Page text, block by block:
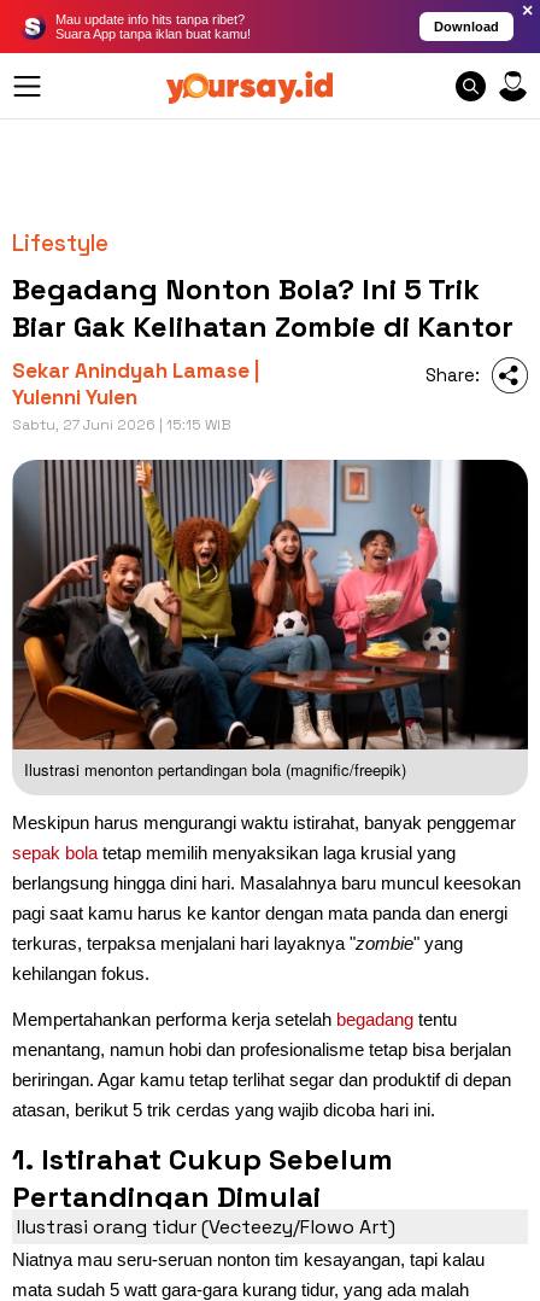
Mau update info hits tanpa ribet?
Suara App tanpa iklan buat kamu!
Download
×
Lifestyle
Begadang Nonton Bola? Ini 5 Trik
Biar Gak Kelihatan Zombie di Kantor
Sekar Anindyah Lamase |
Yulenni Yulen
Sabtu, 27 Juni 2026 | 15:15 WIB
Share:
Ilustrasi menonton pertandingan bola (magnific/freepik)
Meskipun harus mengurangi waktu istirahat, banyak penggemar
sepak bola tetap memilih menyaksikan laga krusial yang
berlangsung hingga dini hari. Masalahnya baru muncul keesokan
pagi saat kamu harus ke kantor dengan mata panda dan energi
terkuras, terpaksa menjalani hari layaknya "zombie" yang
kehilangan fokus.
Mempertahankan performa kerja setelah begadang tentu
menantang, namun hobi dan profesionalisme tetap bisa berjalan
beriringan. Agar kamu tetap terlihat segar dan produktif di depan
atasan, berikut 5 trik cerdas yang wajib dicoba hari ini.
1. Istirahat Cukup Sebelum
Pertandingan Dimulai
Ilustrasi orang tidur (Vecteezy/Flowo Art)
Niatnya mau seru-seruan nonton tim kesayangan, tapi kalau
mata sudah 5 watt gara-gara kurang tidur, yang ada malah